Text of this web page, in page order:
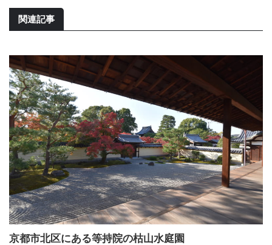
関連記事
京都市北区にある等持院の枯山水庭園